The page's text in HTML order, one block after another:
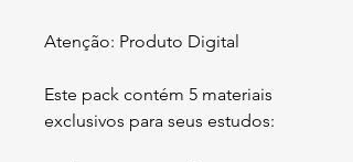
Atenção: Produto Digital
Este pack contém 5 materiais
exclusivos para seus estudos: